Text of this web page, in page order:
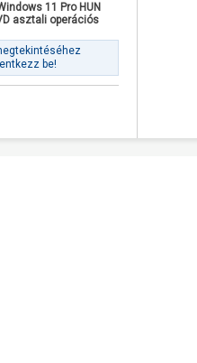
11 Pro HUN
asztali operációs
be!